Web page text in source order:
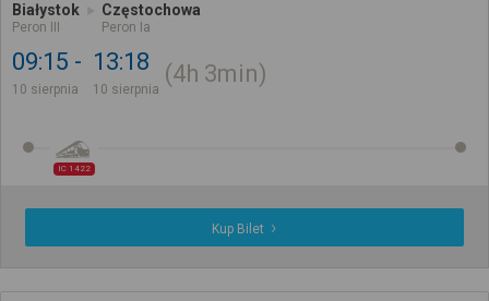
Białystok
Peron III
Częstochowa
Peron Ia
09:15
10 sierpnia
13:18
10 sierpnia
4h 3min
IC 1422
Kup Bilet